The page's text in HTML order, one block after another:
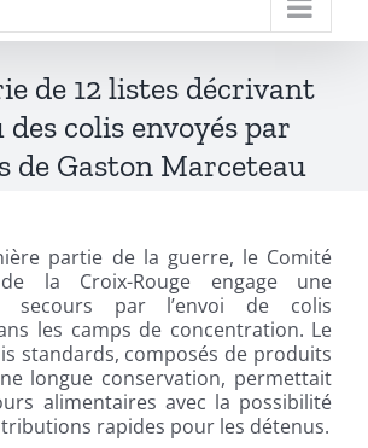
de 12 listes décrivant
colis envoyés par
de Gaston Marceteau
partie de la guerre, le Comité
la Croix-Rouge engage une
secours par l’envoi de colis
les camps de concentration. Le
standards, composés de produits
longue conservation, permettait
alimentaires avec la possibilité
rapides pour les détenus.